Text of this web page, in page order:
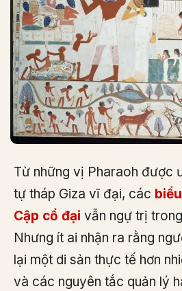
Từ những vị Pharaoh được
tự tháp Giza vĩ đại, các
Cập cổ đại vẫn ngự trị
Nhưng ít ai nhận ra rằng
lại một di sản thực tế hơn
và các nguyên tắc quản lý